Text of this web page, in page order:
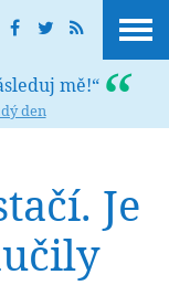
mě!“
den
Je